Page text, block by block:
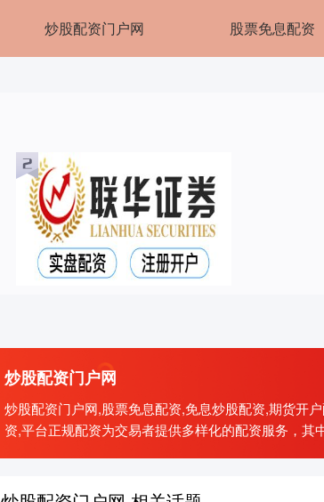
炒股配资门户网 股票免息配资
炒股配资门户网
炒股配资门户网,股票免息配资,免息炒股配资,期货开
资,平台正规配资为交易者提供多样化的配资服务，其